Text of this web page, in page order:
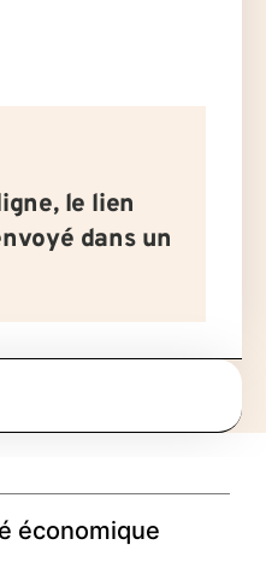
le lien
dans un
économique